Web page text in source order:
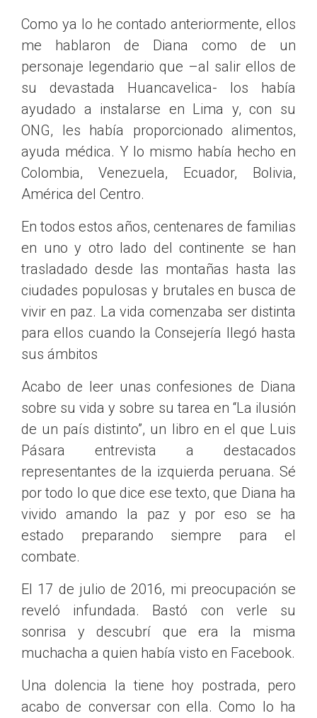
Como ya lo he contado anteriormente, ellos
me hablaron de Diana como de un
personaje legendario que –al salir ellos de
su devastada Huancavelica- los había
ayudado a instalarse en Lima y, con su
ONG, les había proporcionado alimentos,
ayuda médica. Y lo mismo había hecho en
Colombia, Venezuela, Ecuador, Bolivia,
América del Centro.
En todos estos años, centenares de familias
en uno y otro lado del continente se han
trasladado desde las montañas hasta las
ciudades populosas y brutales en busca de
vivir en paz. La vida comenzaba ser distinta
para ellos cuando la Consejería llegó hasta
sus ámbitos
Acabo de leer unas confesiones de Diana
sobre su vida y sobre su tarea en “La ilusión
de un país distinto”, un libro en el que Luis
Pásara entrevista a destacados
representantes de la izquierda peruana. Sé
por todo lo que dice ese texto, que Diana ha
vivido amando la paz y por eso se ha
estado preparando siempre para el
combate.
El 17 de julio de 2016, mi preocupación se
reveló infundada. Bastó con verle su
sonrisa y descubrí que era la misma
muchacha a quien había visto en Facebook.
Una dolencia la tiene hoy postrada, pero
acabo de conversar con ella. Como lo ha